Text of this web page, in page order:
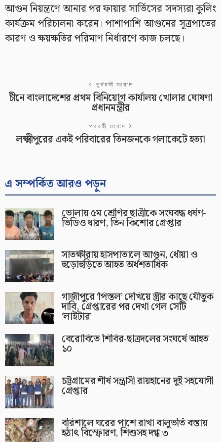
আগুন নিয়ন্ত্রণে আনার পর ফায়ার সার্ভিসের সদস্যরা কুলিং
কার্যক্রম পরিচালনা করেন। পাশাপাশি আগুনের সূত্রপাতের
কারণ ও ক্ষয়ক্ষতির পরিমাণ নির্ধারণে কাজ চলছে।
পূর্ববর্তী সংবাদ
চীনে বাংলাদেশের প্রথম বিনিয়োগ কার্যালয় খোলার ঘোষণা
প্রধানমন্ত্রীর
পরবর্তী সংবাদ
লক্ষ্মীপুরের একই পরিবারের তিনজনকে গলাকেটে হত্যা
এ সম্পর্কিত আরও পড়ুন
ভোলায় ৫ম শ্রেণির ছাত্রীকে সংঘবদ্ধ ধর্ষণ-
ভিডিও ধারণ, তিন কিশোর গ্রেপ্তার
সাতক্ষীরায় হাসপাতালে আগুন, ধোঁয়া ও
হুড়োহুড়িতে আহত অর্ধশতাধিক
গাজীপুরে ‘পিস্তল’ দেখিয়ে স্ত্রীর কাছে যৌতুক
দাবি, গ্রেপ্তারের পর দেখা গেল সেটি
‘লাইটার’
বেরোবিতে শিবির-ছাত্রদলের সংঘর্ষে আহত
১০
চট্টগ্রামের শীর্ষ সন্ত্রাসী রায়হানের দুই সহযোগী
গ্রেপ্তার
বরিশালে ঘরের পাশে রাখা বালুভর্তি বস্তায়
হঠাৎ বিস্ফোরণ, শিশুসহ দগ্ধ ৩